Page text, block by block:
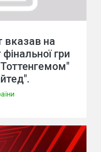
вказав на
гри